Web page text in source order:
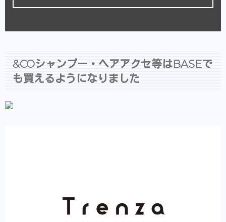
&COシャンプー・ヘアアクセ等はBASEで
も買えるようになりました